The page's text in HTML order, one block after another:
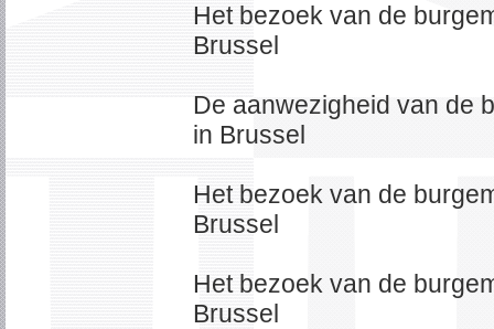
Het bezoek van de
Brussel
De aanwezigheid van de
in Brussel
Het bezoek van de
Brussel
Het bezoek van de
Brussel